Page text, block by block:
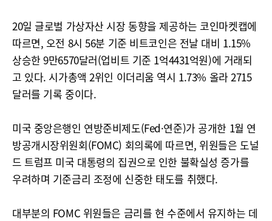
20일 글로벌 가상자산 시장 동향을 제공하는 코인마켓캡에
따르면, 오전 8시 56분 기준 비트코인은 전날 대비 1.15%
상승한 9만6570달러(업비트 기준 1억4431억원)에 거래되
고 있다. 시가총액 2위인 이더리움 역시 1.73% 올라 2715
달러를 기록 중이다.
미국 중앙은행인 연방준비제도(Fed·연준)가 공개한 1월 연
방공개시장위원회(FOMC) 회의록에 따르면, 위원들은 도널
드 트럼프 미국 대통령의 집권으로 인한 불확실성 증가를
우려하며 기준금리 조정에 신중한 태도를 취했다.
대부분의 FOMC 위원들은 금리를 현 수준에서 유지하는 데